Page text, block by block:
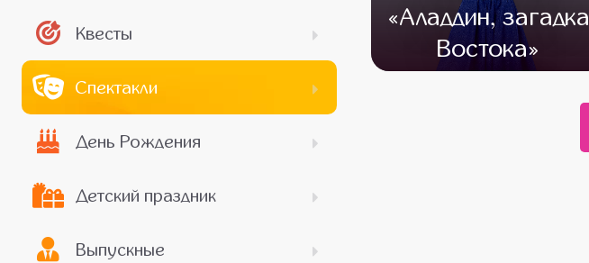
Квесты
Спектакли
День Рождения
Детский праздник
Выпускные
«Аладдин, загадка
Востока»